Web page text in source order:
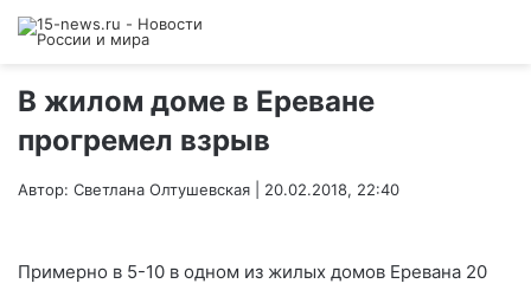
В жилом доме в Ереване
прогремел взрыв
Автор: Светлана Олтушевская | 20.02.2018, 22:40
Примерно в 5-10 в одном из жилых домов Еревана 20